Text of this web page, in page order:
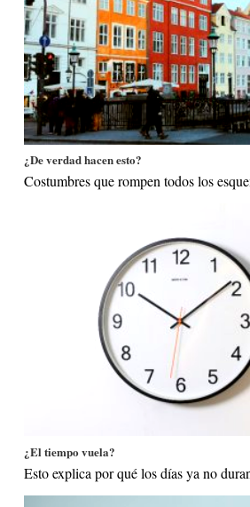
¿De verdad hacen esto?
Costumbres que rompen todos los
¿El tiempo vuela?
Esto explica por qué los días ya no